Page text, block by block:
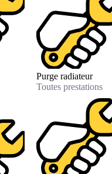
Purge radiateur
Toutes prestations